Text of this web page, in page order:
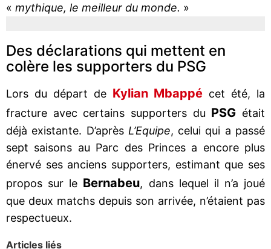
« mythique, le meilleur du monde. »
Des déclarations qui mettent en
colère les supporters du PSG
Lors du départ de Kylian Mbappé cet été, la
fracture avec certains supporters du PSG était
déjà existante. D’après L’Equipe, celui qui a passé
sept saisons au Parc des Princes a encore plus
énervé ses anciens supporters, estimant que ses
propos sur le Bernabeu, dans lequel il n’a joué
que deux matchs depuis son arrivée, n’étaient pas
respectueux.
Articles liés